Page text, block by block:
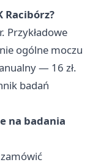
Racibórz?
Przykładowe
ogólne moczu
— 16 zł.
badań
na badania